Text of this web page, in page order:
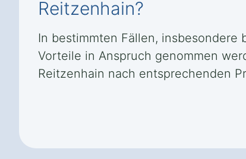
Reitzenhain?
In bestimmten Fällen,
Vorteile in Anspruch genommen
Reitzenhain nach entsprechenden